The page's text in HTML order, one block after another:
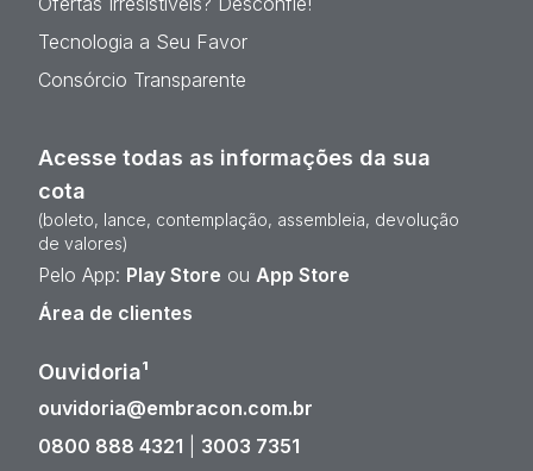
Tecnologia a Seu Favor
Consórcio Transparente
Acesse todas as informações da sua
cota
(boleto, lance, contemplação, assembleia, devolução
de valores)
Pelo App: Play Store ou App Store
Área de clientes
Ouvidoria¹
ouvidoria@embracon.com.br
0800 888 4321
3003 7351